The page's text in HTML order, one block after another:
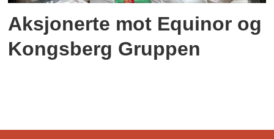
Aksjonerte mot Equinor og
Kongsberg Gruppen